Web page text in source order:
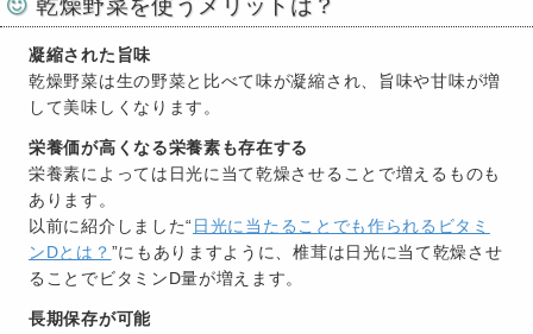
乾燥野菜を使うメリットは？
凝縮された旨味
乾燥野菜は生の野菜と比べて味が凝縮され、旨味や甘味が増
して美味しくなります。
栄養価が高くなる栄養素も存在する
栄養素によっては日光に当て乾燥させることで増えるものも
あります。
以前に紹介しました“ 日光に当たることでも作られるビタミ
ンDとは？ ”にもありますように、椎茸は日光に当て乾燥させ
ることでビタミンD量が増えます。
長期保存が可能